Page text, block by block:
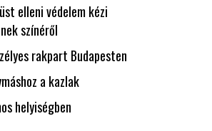
elleni védelem kézi
színéről
rakpart Budapesten
a kazlak
helyiségben